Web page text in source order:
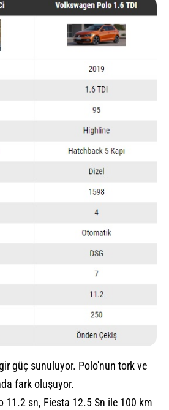
güç sunuluyor. Polo'nun tork ve
fark oluşuyor.
11.2 sn, Fiesta 12.5 Sn ile 100 km